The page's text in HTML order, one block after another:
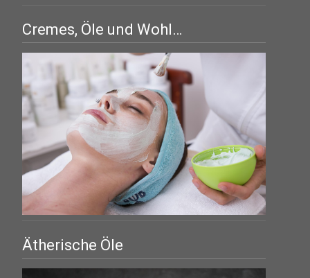
Cremes, Öle und Wohl…
Ätherische Öle